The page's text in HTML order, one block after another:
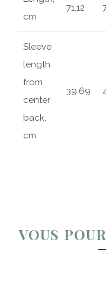
cm
71.12
Sleeve
length
from
center
back,
cm
39.69
VOUS